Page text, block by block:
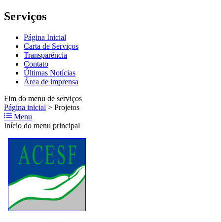
Serviços
Página Inicial
Carta de Serviços
Transparência
Contato
Últimas Notícias
Área de imprensa
Fim do menu de serviços
Página inicial > Projetos
Menu
Início do menu principal